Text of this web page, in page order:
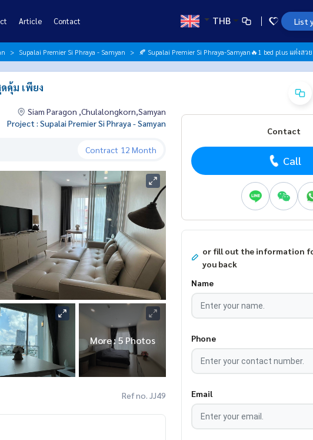
Article Contact THB List
Supalai Premier Si Phraya - Samyan 🍂 Supalai Premier Si Phraya-Samyan🔥1 bed plus แต่งสว
คุ้ม เพียง
Siam Paragon ,Chulalongkorn,Samyan
Project : Supalai Premier Si Phraya - Samyan
Contract 12 Month
More : 5 Photos
Ref no. JJ49
Contact
Call
or fill out the information
you back
Name
Phone
Email